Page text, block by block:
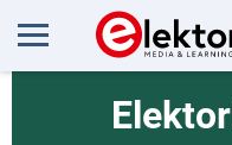
Elektor